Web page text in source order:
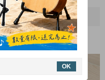
、保養服務~ 歡迎來電預約!
指定款吉他免費送攜帶式吉他架!
7-8月優惠方案只要780元!
全新二胡 本月優惠一律8折!
指定款吉他免費送攜帶式吉他架!
OK